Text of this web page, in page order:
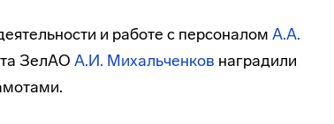
и работе с персоналом А.А.
ЗелАО А.И. Михальченков наградили